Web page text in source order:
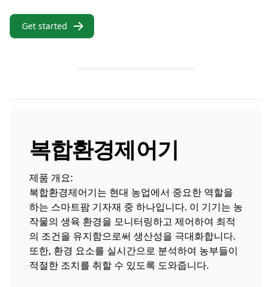
Get started
복합환경제어기
제품 개요:
복합환경제어기는 현대 농업에서 중요한 역할을
하는 스마트팜 기자재 중 하나입니다. 이 기기는 농
작물의 생육 환경을 모니터링하고 제어하여 최적
의 조건을 유지함으로써 생산성을 극대화합니다.
또한, 환경 요소를 실시간으로 분석하여 농부들이
적절한 조치를 취할 수 있도록 도와줍니다.